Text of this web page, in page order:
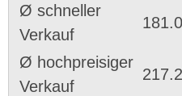
Ø schneller
Verkauf
Ø hochpreisiger
Verkauf